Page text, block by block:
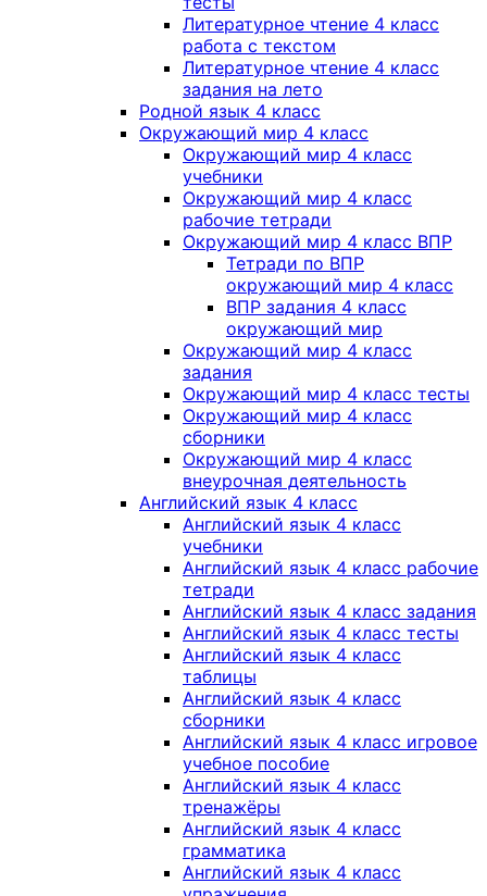
Литературное чтение 4 класс
работа с текстом
Литературное чтение 4 класс
задания на лето
Родной язык 4 класс
Окружающий мир 4 класс
Окружающий мир 4 класс
учебники
Окружающий мир 4 класс
рабочие тетради
Окружающий мир 4 класс ВПР
Тетради по ВПР
окружающий мир 4 класс
ВПР задания 4 класс
окружающий мир
Окружающий мир 4 класс
задания
Окружающий мир 4 класс тесты
Окружающий мир 4 класс
сборники
Окружающий мир 4 класс
внеурочная деятельность
Английский язык 4 класс
Английский язык 4 класс
учебники
Английский язык 4 класс рабочие
тетради
Английский язык 4 класс задания
Английский язык 4 класс тесты
Английский язык 4 класс
таблицы
Английский язык 4 класс
сборники
Английский язык 4 класс игровое
учебное пособие
Английский язык 4 класс
тренажёры
Английский язык 4 класс
грамматика
Английский язык 4 класс